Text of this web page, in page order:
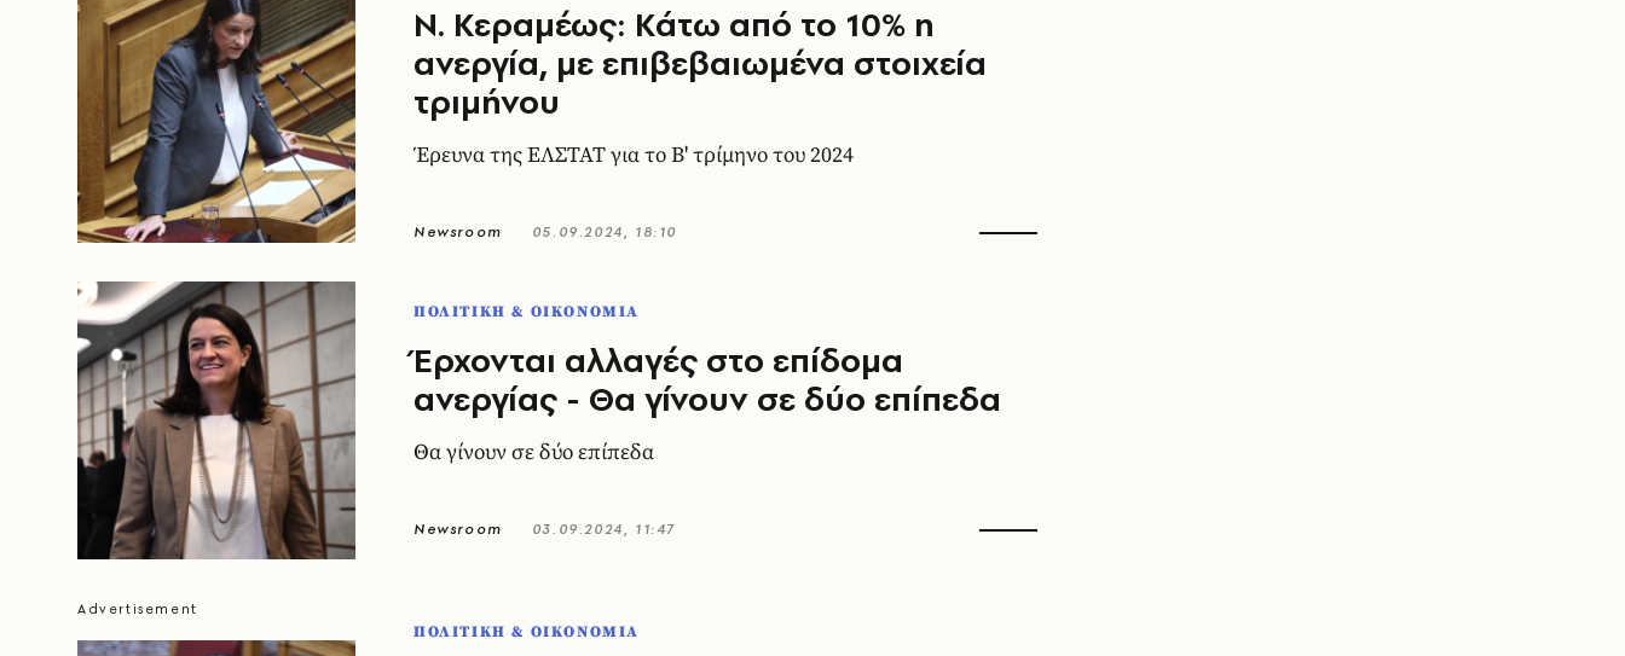
Ν. Κεραμέως: Κάτω από το 10% η
ανεργία, με επιβεβαιωμένα στοιχεία
τριμήνου
Έρευνα της ΕΛΣΤΑΤ για το Β' τρίμηνο του 2024
Newsroom 05.09.2024, 18:10
ΠΟΛΙΤΙΚΗ & ΟΙΚΟΝΟΜΙΑ
Έρχονται αλλαγές στο επίδομα
ανεργίας - Θα γίνουν σε δύο επίπεδα
Θα γίνουν σε δύο επίπεδα
Newsroom 03.09.2024, 11:47
ΠΟΛΙΤΙΚΗ & ΟΙΚΟΝΟΜΙΑ